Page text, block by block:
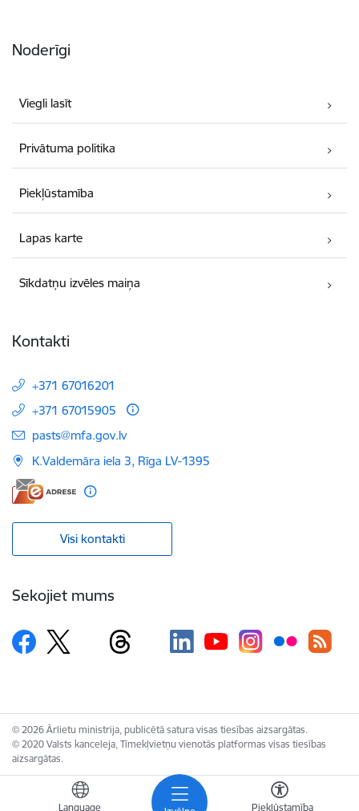
Language Piekļūstamība
Noderīgi
Viegli lasīt
Privātuma politika
Piekļūstamība
Lapas karte
Sīkdatņu izvēles maiņa
Kontakti
+371 67016201
+371 67015905
E-pasts:
pasts@mfa.gov.lv
K.Valdemāra iela 3, Rīga LV-1395
Visi kontakti
Sekojiet mums
© 2026 Ārlietu ministrija, publicētā satura visas tiesības aizsargātas.
© 2020 Valsts kanceleja, Tīmekļvietņu vienotās platformas visas tiesības
aizsargātas.